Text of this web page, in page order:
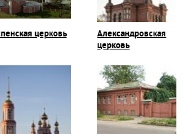
церковь
Александровская
церковь